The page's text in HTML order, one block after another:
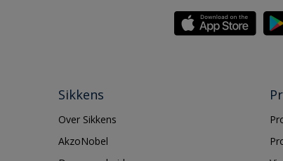
Sikkens
Over Sikkens
AkzoNobel